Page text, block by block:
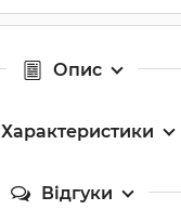
Опис
Характеристики
Відгуки